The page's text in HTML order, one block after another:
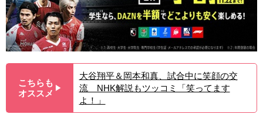
こちらも
オススメ ▶︎
大谷翔平＆岡本和真、試合中に笑顔の交
流 NHK解説もツッコミ「笑ってます
よ！」